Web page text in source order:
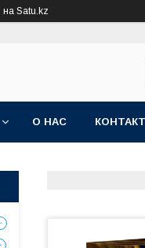
на Satu.kz
О НАС